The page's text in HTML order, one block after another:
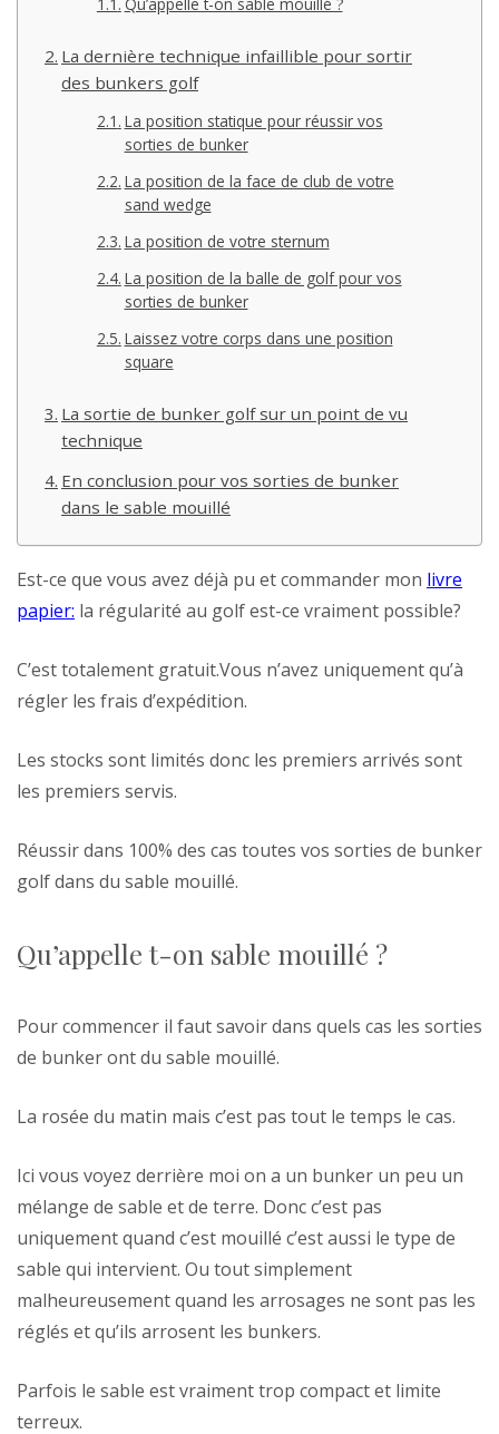
La dernière technique infaillible pour sortir
des bunkers golf
La position statique pour réussir vos
sorties de bunker
La position de la face de club de votre
sand wedge
La position de votre sternum
La position de la balle de golf pour vos
sorties de bunker
Laissez votre corps dans une position
square
La sortie de bunker golf sur un point de vu
technique
En conclusion pour vos sorties de bunker
dans le sable mouillé
Est-ce que vous avez déjà pu et commander mon livre
papier: la régularité au golf est-ce vraiment possible?
C’est totalement gratuit.Vous n’avez uniquement qu’à
régler les frais d’expédition.
Les stocks sont limités donc les premiers arrivés sont
les premiers servis.
Réussir dans 100% des cas toutes vos sorties de bunker
golf dans du sable mouillé.
Qu’appelle t-on sable mouillé ?
Pour commencer il faut savoir dans quels cas les sorties
de bunker ont du sable mouillé.
La rosée du matin mais c’est pas tout le temps le cas.
Ici vous voyez derrière moi on a un bunker un peu un
mélange de sable et de terre. Donc c’est pas
uniquement quand c’est mouillé c’est aussi le type de
sable qui intervient. Ou tout simplement
malheureusement quand les arrosages ne sont pas les
réglés et qu’ils arrosent les bunkers.
Parfois le sable est vraiment trop compact et limite
terreux.